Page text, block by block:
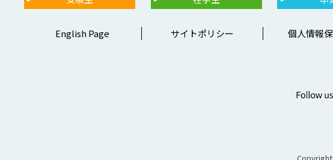
English Page サイトポリシー 個人情報